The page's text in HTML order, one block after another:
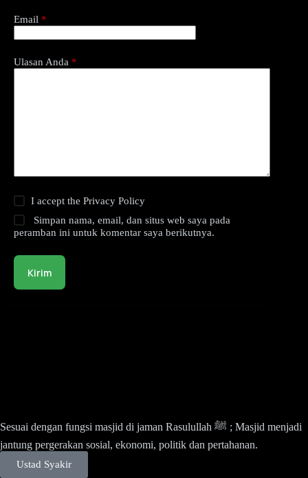
Email *
Ulasan Anda *
I accept thePrivacy Policy
Simpan nama, email, dan situs web saya pada
peramban ini untuk komentar saya berikutnya.
Kirim
Sesuai dengan fungsi masjid di jaman Rasulullah ﷺ ; Masjid menjadi
jantung pergerakan sosial, ekonomi, politik dan pertahanan.
Ustad Syakir